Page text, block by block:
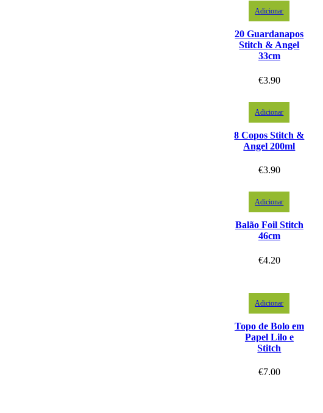
Adicionar
20 Guardanapos
Stitch & Angel
33cm
€3.90
Adicionar
8 Copos Stitch &
Angel 200ml
€3.90
Adicionar
Balão Foil Stitch
46cm
€4.20
Adicionar
Topo de Bolo em
Papel Lilo e
Stitch
€7.00